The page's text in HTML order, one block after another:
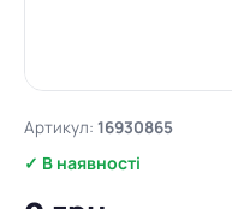
Артикул: 16930865
✓ В наявності